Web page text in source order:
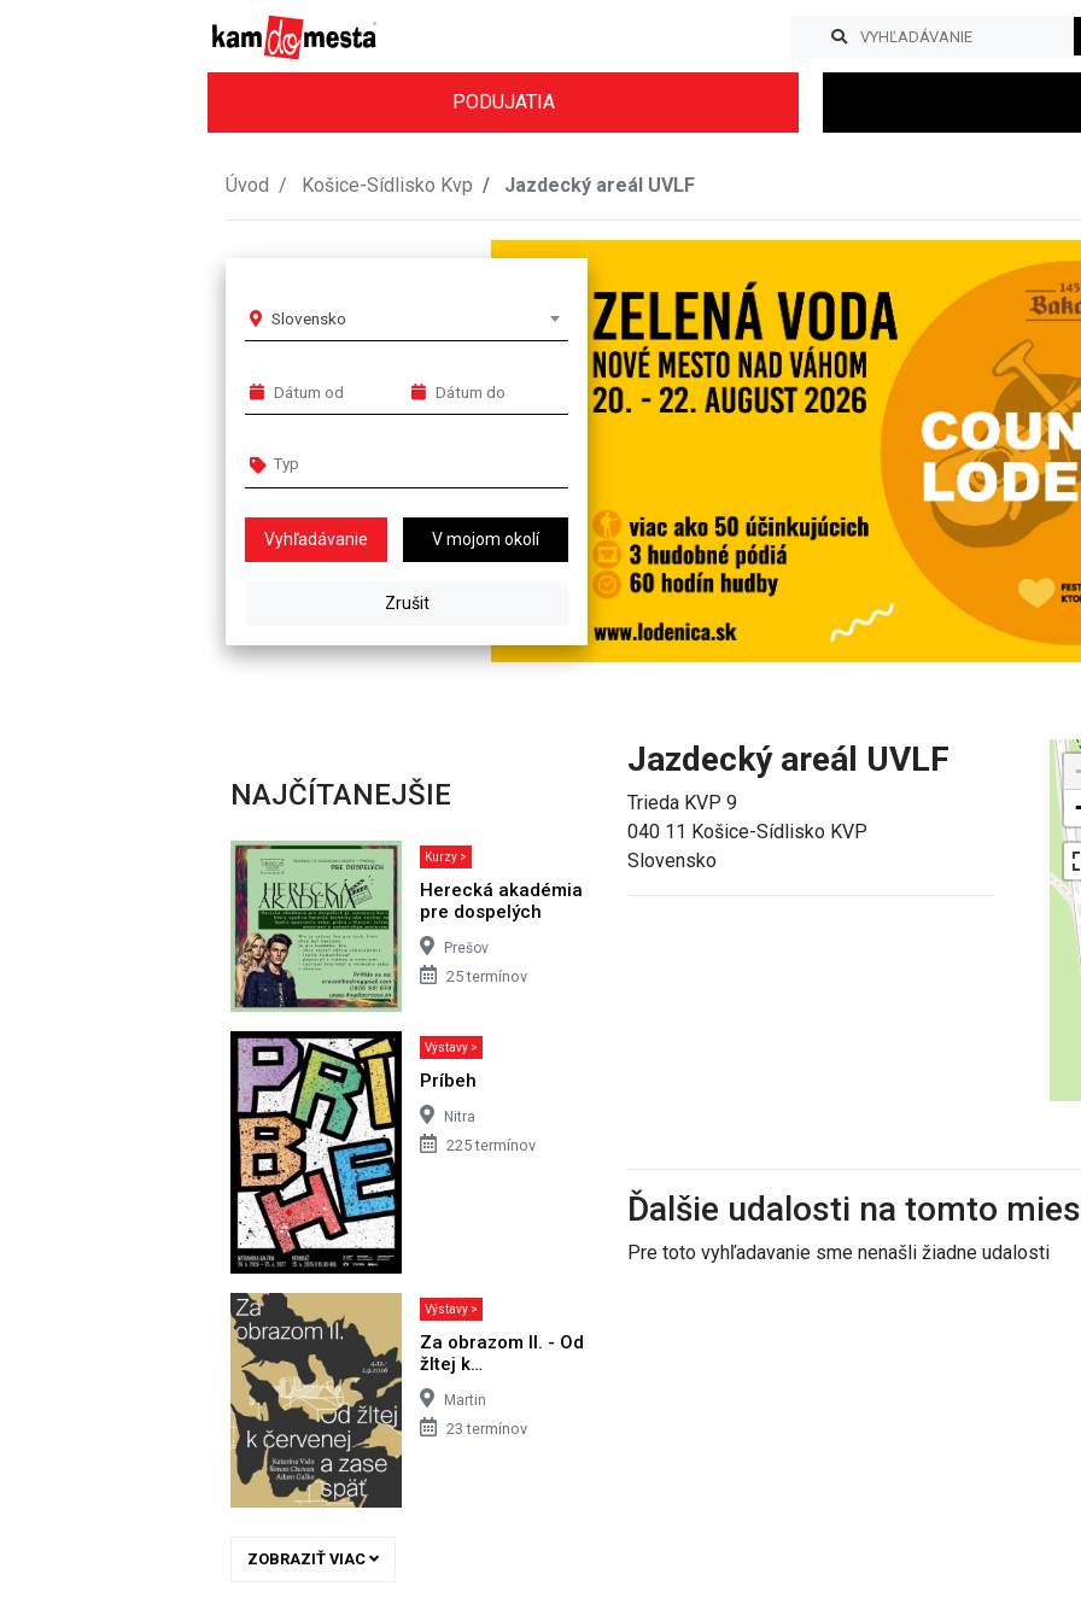
PODUJATIA
Úvod Košice-Sídlisko Kvp Jazdecký areál UVLF
Slovensko
V mojom okolí
NAJČÍTANEJŠIE
Kurzy >
Herecká akadémia
pre dospelých
Prešov
25 termínov
Výstavy >
Príbeh
Nitra
225 termínov
Výstavy >
Za obrazom II. - Od
žltej k…
Martin
23 termínov
ZOBRAZIŤ VIAC
Jazdecký areál UVLF
Trieda KVP 9
040 11 Košice-Sídlisko KVP
Slovensko
Ďalšie udalosti na tomto
Pre toto vyhľadavanie sme nenašli žiadne udalosti